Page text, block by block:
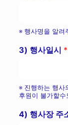
※ 행사명을 알려
3) 행사일시 *
※ 진행하는 행사
후원이 불가할
4) 행사장 주